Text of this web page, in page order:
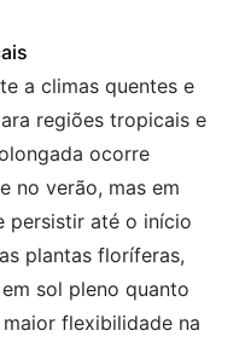
a climas quentes e
regiões tropicais e
ocorre
no verão, mas em
persistir até o início
plantas floríferas,
sol pleno quanto
flexibilidade na